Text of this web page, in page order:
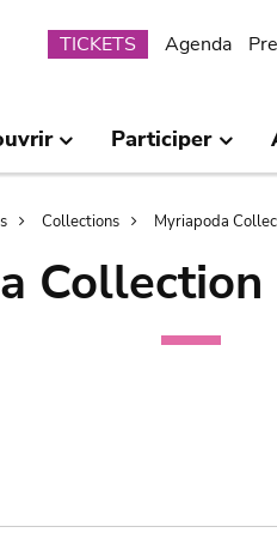
Submenu
TICKETS Agenda
Participer
Collections Myriapoda